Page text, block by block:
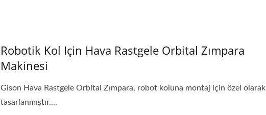
Robotik Kol Için Hava Rastgele Orbital Zımpara
Makinesi
Gison Hava Rastgele Orbital Zımpara, robot koluna montaj için özel olarak
tasarlanmıştır....